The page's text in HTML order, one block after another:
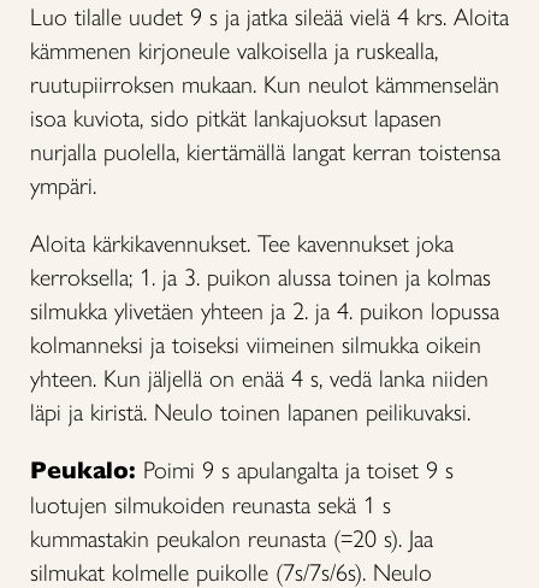
Luo tilalle uudet 9 s ja jatka sileää vielä 4 krs. Aloita
kämmenen kirjoneule valkoisella ja ruskealla,
ruutupiirroksen mukaan. Kun neulot kämmenselän
isoa kuviota, sido pitkät lankajuoksut lapasen
nurjalla puolella, kiertämällä langat kerran toistensa
ympäri.
Aloita kärkikavennukset. Tee kavennukset joka
kerroksella; 1. ja 3. puikon alussa toinen ja kolmas
silmukka ylivetäen yhteen ja 2. ja 4. puikon lopussa
kolmanneksi ja toiseksi viimeinen silmukka oikein
yhteen. Kun jäljellä on enää 4 s, vedä lanka niiden
läpi ja kiristä. Neulo toinen lapanen peilikuvaksi.
Peukalo: Poimi 9 s apulangalta ja toiset 9 s
luotujen silmukoiden reunasta sekä 1 s
kummastakin peukalon reunasta (=20 s). Jaa
silmukat kolmelle puikolle (7s/7s/6s). Neulo